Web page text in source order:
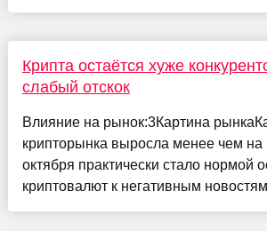
Крипта остаётся хуже
слабый отскок
Влияние на рынок:3Картина
крипторынка выросла менее чем на
октября практически стало нормой
криптовалют к негативным